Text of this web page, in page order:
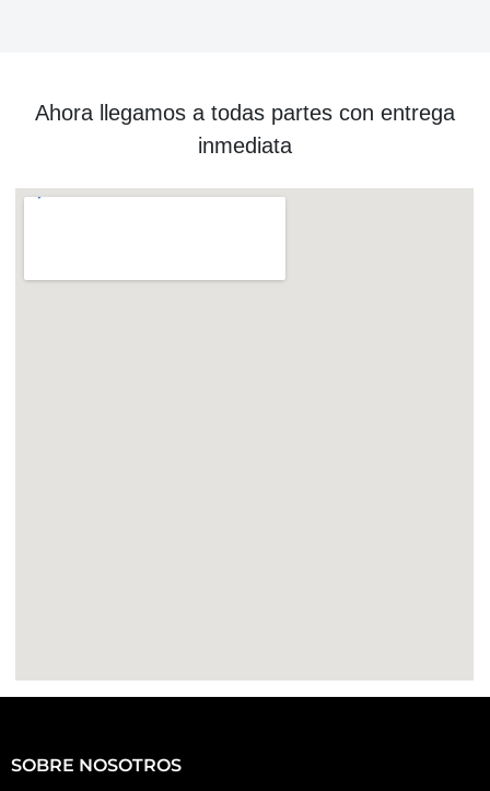
Ahora llegamos a todas partes con entrega
inmediata
SOBRE NOSOTROS